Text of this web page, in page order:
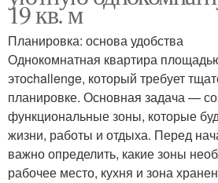
19 кв. м
Планировка: основа удобства
Однокомнатная квартира
этоchallenge, который требует
планировке. Основная задача —
функциональные зоны, которые
жизни, работы и отдыха. Перед
важно определить, какие зоны
рабочее место, кухня и зона